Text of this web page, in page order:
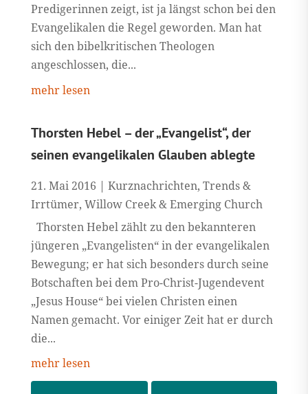
Predigerinnen zeigt, ist ja längst schon bei den
Evangelikalen die Regel geworden. Man hat
sich den bibelkritischen Theologen
angeschlossen, die...
mehr lesen
Thorsten Hebel – der „Evangelist“, der
seinen evangelikalen Glauben ablegte
21. Mai 2016 | Kurznachrichten, Trends &
Irrtümer, Willow Creek & Emerging Church
Thorsten Hebel zählt zu den bekannteren
jüngeren „Evangelisten“ in der evangelikalen
Bewegung; er hat sich besonders durch seine
Botschaften bei dem Pro-Christ-Jugendevent
„Jesus House“ bei vielen Christen einen
Namen gemacht. Vor einiger Zeit hat er durch
die...
mehr lesen